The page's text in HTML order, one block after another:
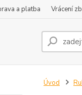
a platba Vrácení
Úvod